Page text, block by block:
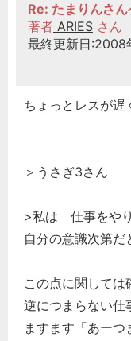
Re: たまりんさん
著者 ARIES さん
最終更新日
ちょっとレスが遅
＞うさぎ3さん
>私は 仕事をやり
自分の意識次第だ
この点に関しては
逆につまらない仕
ますます「あー